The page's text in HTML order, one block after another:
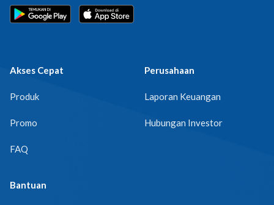
Akses Cepat
Produk
Promo
FAQ
Perusahaan
Laporan Keuangan
Hubungan Investor
Bantuan